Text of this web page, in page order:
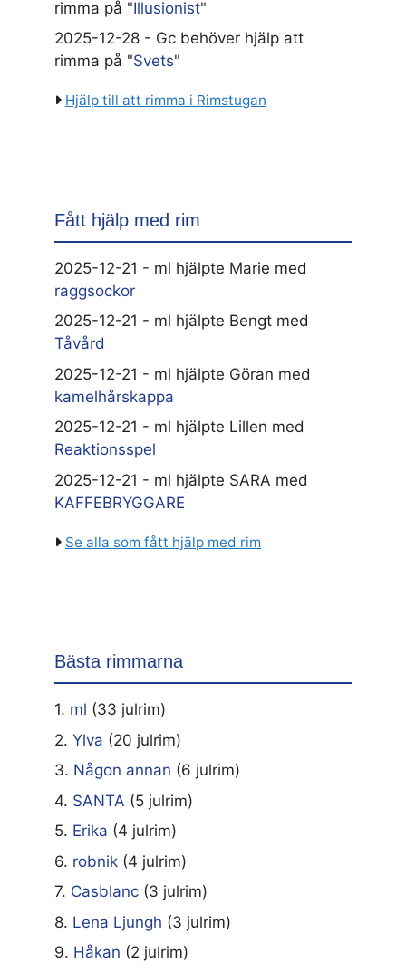
rimma på "Illusionist"
2025-12-28 - Gc behöver hjälp att
rimma på "Svets"
Hjälp till att rimma i Rimstugan
Fått hjälp med rim
2025-12-21 - ml hjälpte Marie med
raggsockor
2025-12-21 - ml hjälpte Bengt med
Tåvård
2025-12-21 - ml hjälpte Göran med
kamelhårskappa
2025-12-21 - ml hjälpte Lillen med
Reaktionsspel
2025-12-21 - ml hjälpte SARA med
KAFFEBRYGGARE
Se alla som fått hjälp med rim
Bästa rimmarna
1. ml (33 julrim)
2. Ylva (20 julrim)
3. Någon annan (6 julrim)
4. SANTA (5 julrim)
5. Erika (4 julrim)
6. robnik (4 julrim)
7. Casblanc (3 julrim)
8. Lena Ljungh (3 julrim)
9. Håkan (2 julrim)